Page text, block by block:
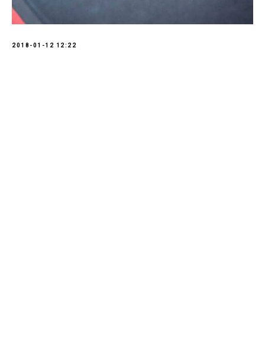
2018-01-12 12:22